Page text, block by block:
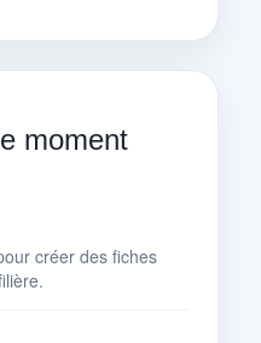
moment
créer des fiches